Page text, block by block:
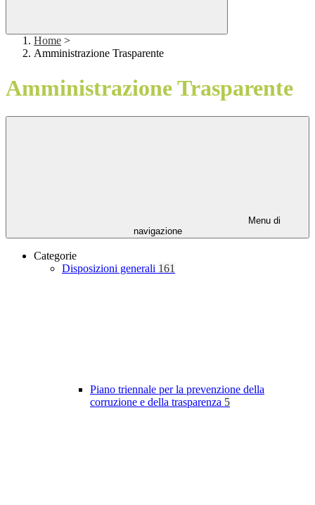
Home >
Amministrazione Trasparente
Amministrazione Trasparente
Menu di
navigazione
Categorie
Disposizioni generali 161
Piano triennale per la prevenzione della
corruzione e della trasparenza 5